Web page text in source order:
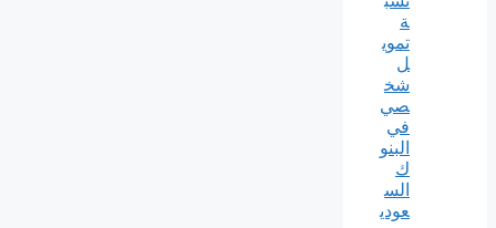
ة
تموي
ل
شخ
صي
في
البنو
ك
الس
عودي